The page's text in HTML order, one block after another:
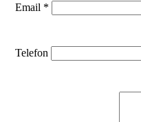
Email *
Telefon